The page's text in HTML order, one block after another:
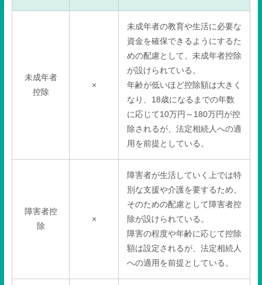
未成年者
控除
×
未成年者の教育や生活に必要な
資金を確保できるようにするた
めの配慮として、未成年者控除
が設けられている。
年齢が低いほど控除額は大きく
なり、 18歳になるまでの年数
に応じて10万円～ 180万円が控
除されるが、法定相続人への適
用を前提としている。
障害者控
除
×
障害者が生活していく上では特
別な支援や介護を要するため、
そのための配慮として障害者控
除が設けられている。
障害の程度や年齢に応じて控除
額は設定されるが、法定相続人
への適用を前提としている。